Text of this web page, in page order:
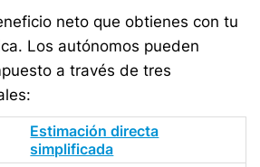
neto que obtienes con tu
Los autónomos pueden
a través de tres
Estimación directa
simplificada